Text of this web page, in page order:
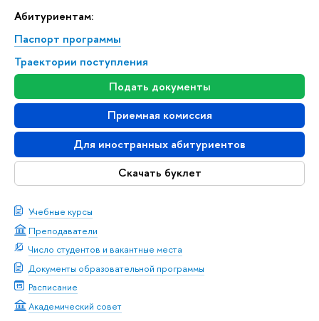
Абитуриентам:
Паспорт программы
Траектории поступления
Подать документы
Приемная комиссия
Для иностранных абитуриентов
Скачать буклет
Учебные курсы
Преподаватели
Число студентов и вакантные места
Документы образовательной программы
Расписание
Академический совет